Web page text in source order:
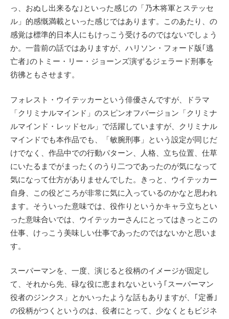
っ、おぬし出来るな｣といった感じの「乃木将軍とステッセ
ル」的感慨満載といった感じではあります。このあたり、の
感覚は標準的日本人にもけっこう受けるのではないでしょう
か。一昔前の話ではありますが、ハリソン・フォード版｢逃
亡者｣のトミー・リー・ジョーンズ演ずるジェラード刑事を
彷彿ともさせます。
フォレスト・ウイテッカーという俳優さんですが、ドラマ
「クリミナルマインド」のスピンオフバージョン「クリミナ
ルマインド・レッドセル」で活躍していますが、クリミナル
マインドでも本作品でも、「敏腕刑事」という設定が同じだ
けでなく、作品中での行動パターン、人格、立ち位置、仕草
にいたるまでがまったくのうり二つであったのが気になって
気になって仕方がありませんでした。きっと、ウイテッカー
自身、この役どころが非常に気に入っているのかなと思われ
ます。そういった意味では、役作りというかキャラ立ちとい
った意味合いでは、ウイテッカーさんにとってはきっとこの
仕事、けっこう美味しい仕事であったのではないかと思いま
す。
スーパーマンを、一度、演じると役柄のイメージが固定し
て、それから先、碌な役に恵まれないという｢スーパーマン
役者のジンクス」とかいったような話もありますが、｢定番｣
の役柄がつくというのは、役者にとって、少なくともビジネ